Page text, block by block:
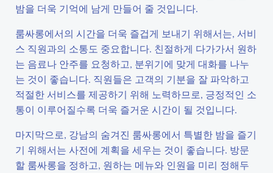
밤을 더욱 기억에 남게 만들어 줄 것입니다.
룸싸롱에서의 시간을 더욱 즐겁게 보내기 위해서는, 서비
스 직원과의 소통도 중요합니다. 친절하게 다가가서 원하
는 음료나 안주를 요청하고, 분위기에 맞게 대화를 나누
는 것이 좋습니다. 직원들은 고객의 기분을 잘 파악하고
적절한 서비스를 제공하기 위해 노력하므로, 긍정적인 소
통이 이루어질수록 더욱 즐거운 시간이 될 것입니다.
마지막으로, 강남의 숨겨진 룸싸롱에서 특별한 밤을 즐기
기 위해서는 사전에 계획을 세우는 것이 좋습니다. 방문
할 룸싸롱을 정하고, 원하는 메뉴와 인원을 미리 정해두